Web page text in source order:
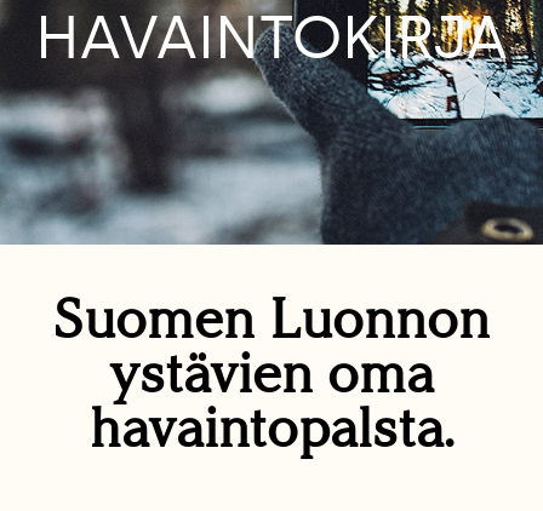
HAVAINTOKIRJA
Suomen Luonnon
ystävien oma
havaintopalsta.